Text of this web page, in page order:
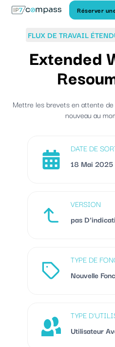
Aller
Réserver
FLUX DE TRAVAIL
Extended
Mettre les brevets en attente
nouveau au
DATE DE
18 Mai 2025
VERSION
pas
TYPE DE
Nouvelle
TYPE
Utilisateur